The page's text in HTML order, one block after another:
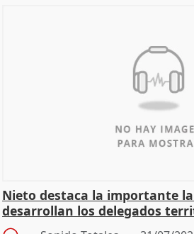
Nieto destaca la importante
desarrollan los delegados